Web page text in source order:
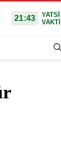
21:43
YATSI
VAKTİ